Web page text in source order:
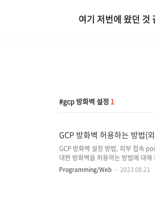
여기 저번에 왔던 것
gcp 방화벽 설정 1
GCP 방화벽 허용하는 방법(
GCP 방화벽 설정 방법, 외부 접속
대한 방화벽을 허용하는 방법에 대
터 네트워크를 보호하는 네트워크 보
없는 네트워크 사이의 장벽을 설정
버를 구축한 뒤에 해당 서버에 설정
Programming/Web 2023.08.21